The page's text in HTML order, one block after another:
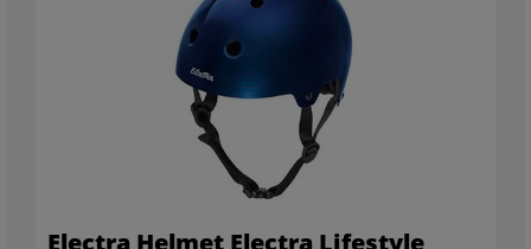
Electra Helmet Electra Lifestyle